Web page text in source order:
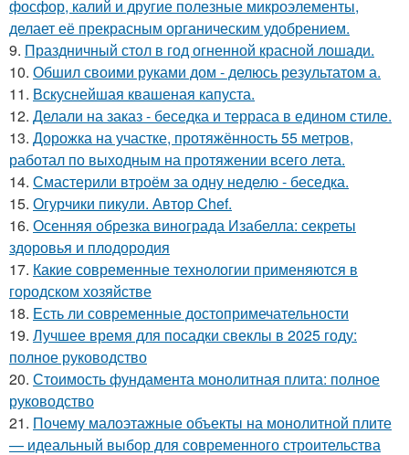
фосфор, калий и другие полезные микроэлементы,
делает её прекрасным органическим удобрением.
9. Праздничный стол в год огненной красной лошади.
10. Обшил своими руками дом - делюсь результатом а.
11. Вскуснейшая квашеная капуста.
12. Делали на заказ - беседка и терраса в едином стиле.
13. Дорожка на участке, протяжённость 55 метров,
работал по выходным на протяжении всего лета.
14. Смастерили втроём за одну неделю - беседка.
15. Огурчики пикули. Автор Chef.
16. Осенняя обрезка винограда Изабелла: секреты
здоровья и плодородия
17. Какие современные технологии применяются в
городском хозяйстве
18. Есть ли современные достопримечательности
19. Лучшее время для посадки свеклы в 2025 году:
полное руководство
20. Стоимость фундамента монолитная плита: полное
руководство
21. Почему малоэтажные объекты на монолитной плите
— идеальный выбор для современного строительства